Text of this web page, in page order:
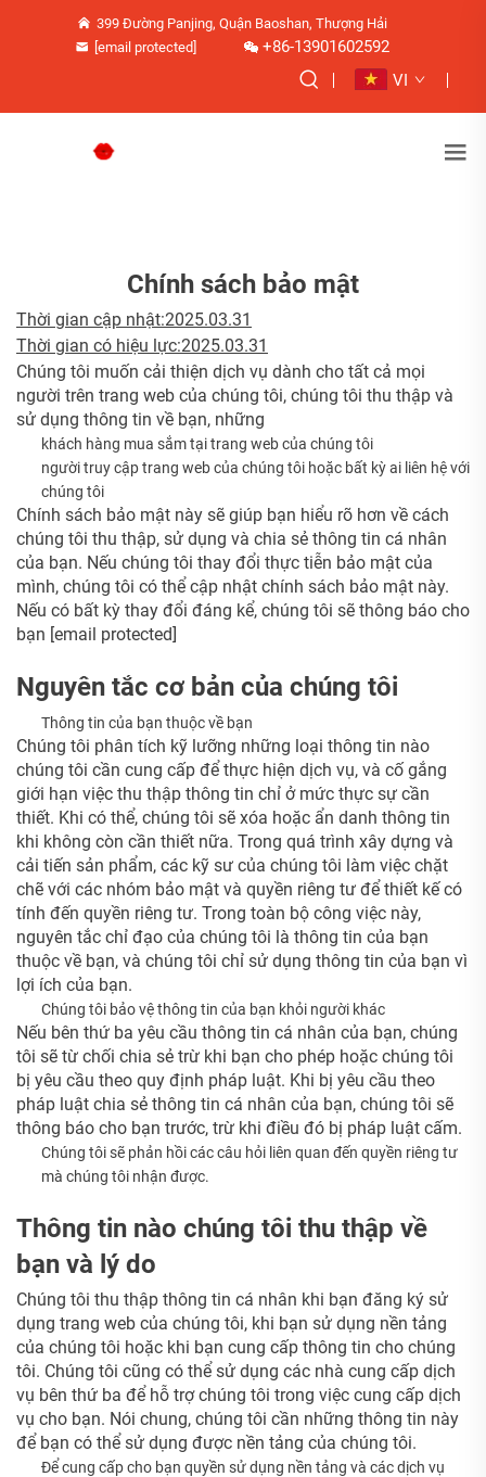
399 Đường Panjing, Quận Baoshan, Thượng Hải
[email protected]
+86-13901602592
VI
Chính sách bảo mật
Thời gian cập nhật:2025.03.31
Thời gian có hiệu lực:2025.03.31
Chúng tôi muốn cải thiện dịch vụ dành cho tất cả mọi
người trên trang web của chúng tôi, chúng tôi thu thập và
sử dụng thông tin về bạn, những
khách hàng mua sắm tại trang web của chúng tôi
người truy cập trang web của chúng tôi hoặc bất kỳ ai liên hệ với
chúng tôi
Chính sách bảo mật này sẽ giúp bạn hiểu rõ hơn về cách
chúng tôi thu thập, sử dụng và chia sẻ thông tin cá nhân
của bạn. Nếu chúng tôi thay đổi thực tiễn bảo mật của
mình, chúng tôi có thể cập nhật chính sách bảo mật này.
Nếu có bất kỳ thay đổi đáng kể, chúng tôi sẽ thông báo cho
bạn [email protected]
Nguyên tắc cơ bản của chúng tôi
Thông tin của bạn thuộc về bạn
Chúng tôi phân tích kỹ lưỡng những loại thông tin nào
chúng tôi cần cung cấp để thực hiện dịch vụ, và cố gắng
giới hạn việc thu thập thông tin chỉ ở mức thực sự cần
thiết. Khi có thể, chúng tôi sẽ xóa hoặc ẩn danh thông tin
khi không còn cần thiết nữa. Trong quá trình xây dựng và
cải tiến sản phẩm, các kỹ sư của chúng tôi làm việc chặt
chẽ với các nhóm bảo mật và quyền riêng tư để thiết kế có
tính đến quyền riêng tư. Trong toàn bộ công việc này,
nguyên tắc chỉ đạo của chúng tôi là thông tin của bạn
thuộc về bạn, và chúng tôi chỉ sử dụng thông tin của bạn vì
lợi ích của bạn.
Chúng tôi bảo vệ thông tin của bạn khỏi người khác
Nếu bên thứ ba yêu cầu thông tin cá nhân của bạn, chúng
tôi sẽ từ chối chia sẻ trừ khi bạn cho phép hoặc chúng tôi
bị yêu cầu theo quy định pháp luật. Khi bị yêu cầu theo
pháp luật chia sẻ thông tin cá nhân của bạn, chúng tôi sẽ
thông báo cho bạn trước, trừ khi điều đó bị pháp luật cấm.
Chúng tôi sẽ phản hồi các câu hỏi liên quan đến quyền riêng tư
mà chúng tôi nhận được.
Thông tin nào chúng tôi thu thập về
bạn và lý do
Chúng tôi thu thập thông tin cá nhân khi bạn đăng ký sử
dụng trang web của chúng tôi, khi bạn sử dụng nền tảng
của chúng tôi hoặc khi bạn cung cấp thông tin cho chúng
tôi. Chúng tôi cũng có thể sử dụng các nhà cung cấp dịch
vụ bên thứ ba để hỗ trợ chúng tôi trong việc cung cấp dịch
vụ cho bạn. Nói chung, chúng tôi cần những thông tin này
để bạn có thể sử dụng được nền tảng của chúng tôi.
Để cung cấp cho bạn quyền sử dụng nền tảng và các dịch vụ